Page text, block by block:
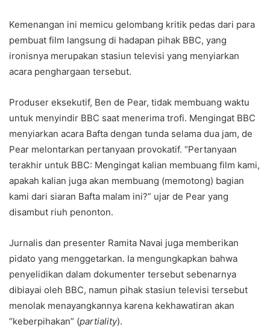
Kemenangan ini memicu gelombang kritik pedas dari para
pembuat film langsung di hadapan pihak BBC, yang
ironisnya merupakan stasiun televisi yang menyiarkan
acara penghargaan tersebut.
Produser eksekutif, Ben de Pear, tidak membuang waktu
untuk menyindir BBC saat menerima trofi. Mengingat BBC
menyiarkan acara Bafta dengan tunda selama dua jam, de
Pear melontarkan pertanyaan provokatif. “Pertanyaan
terakhir untuk BBC: Mengingat kalian membuang film kami,
apakah kalian juga akan membuang (memotong) bagian
kami dari siaran Bafta malam ini?” ujar de Pear yang
disambut riuh penonton.
Jurnalis dan presenter Ramita Navai juga memberikan
pidato yang menggetarkan. Ia mengungkapkan bahwa
penyelidikan dalam dokumenter tersebut sebenarnya
dibiayai oleh BBC, namun pihak stasiun televisi tersebut
menolak menayangkannya karena kekhawatiran akan
“keberpihakan” (partiality).